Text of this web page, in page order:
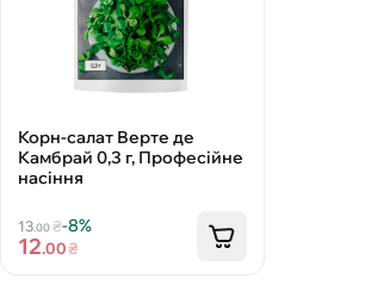
Корн-салат Верте де
Камбрай 0,3 г, Професійне
насіння
13.00₴-8%
12.00₴